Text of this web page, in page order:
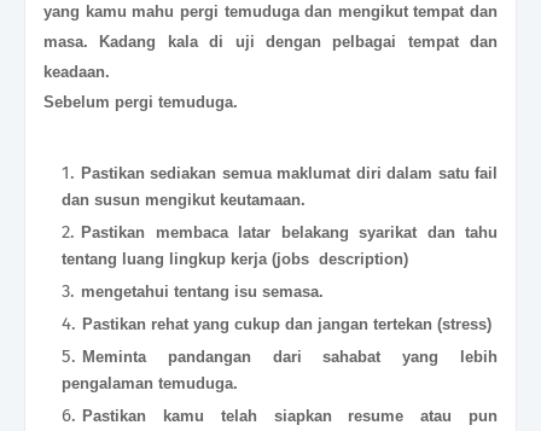
yang kamu mahu pergi temuduga dan mengikut tempat dan
masa. Kadang kala di uji dengan pelbagai tempat dan
keadaan.
Sebelum pergi temuduga.
Pastikan sediakan semua maklumat diri dalam satu fail
dan susun mengikut keutamaan.
Pastikan membaca latar belakang syarikat dan tahu
tentang luang lingkup kerja (jobs description)
mengetahui tentang isu semasa.
Pastikan rehat yang cukup dan jangan tertekan (stress)
Meminta pandangan dari sahabat yang lebih
pengalaman temuduga.
Pastikan kamu telah siapkan resume atau pun